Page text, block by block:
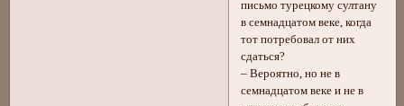
письмо турецкому султану
в семнадцатом веке, когда
тот потребовал от них
сдаться?
– Вероятно, но не в
семнадцатом веке и не в